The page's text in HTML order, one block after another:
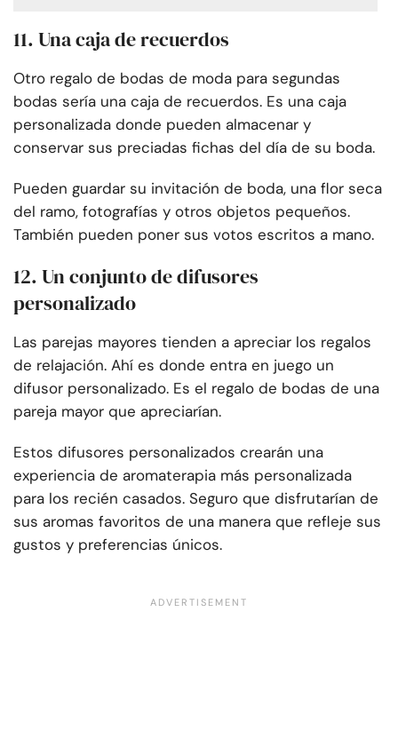
11. Una caja de recuerdos
Otro regalo de bodas de moda para segundas
bodas sería una caja de recuerdos. Es una caja
personalizada donde pueden almacenar y
conservar sus preciadas fichas del día de su boda.
Pueden guardar su invitación de boda, una flor seca
del ramo, fotografías y otros objetos pequeños.
También pueden poner sus votos escritos a mano.
12. Un conjunto de difusores
personalizado
Las parejas mayores tienden a apreciar los regalos
de relajación. Ahí es donde entra en juego un
difusor personalizado. Es el regalo de bodas de una
pareja mayor que apreciarían.
Estos difusores personalizados crearán una
experiencia de aromaterapia más personalizada
para los recién casados. Seguro que disfrutarían de
sus aromas favoritos de una manera que refleje sus
gustos y preferencias únicos.